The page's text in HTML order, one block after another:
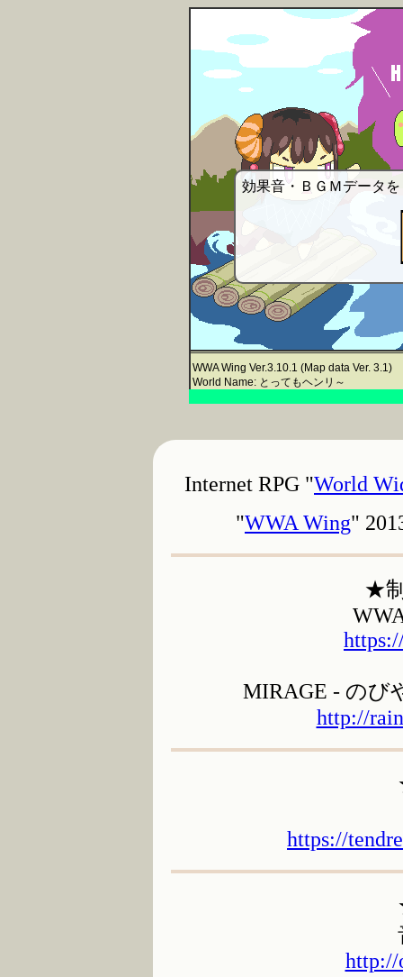
WWA Wing Ver.3.10.1 (Map data Ver. 3.1)
World Name: とってもヘンリ～
効果音・ＢＧＭデータ
Internet RPG "World
"WWA Wing"
★
MIRAGE - のび
http://
https://
http://